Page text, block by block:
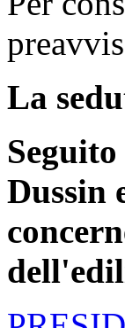
La
Dussin